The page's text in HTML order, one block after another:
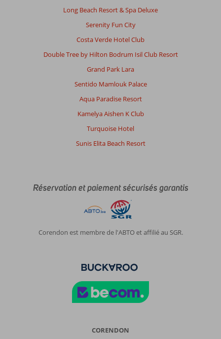
Long Beach Resort & Spa Deluxe
Serenity Fun City
Costa Verde Hotel Club
Double Tree by Hilton Bodrum Isil Club Resort
Grand Park Lara
Sentido Mamlouk Palace
Aqua Paradise Resort
Kamelya Aishen K Club
Turquoise Hotel
Sunis Elita Beach Resort
Réservation et paiement sécurisés garantis
Corendon est membre de l'ABTO et affilié au SGR.
CORENDON